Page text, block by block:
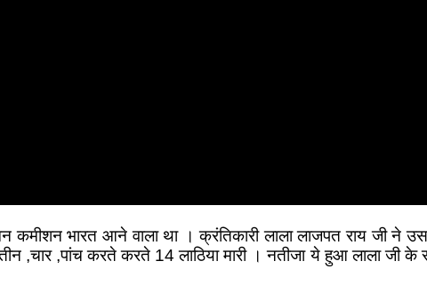
भारत आने वाला था । क्रंतिकारी लाला लाजपत राय जी ने
,तीन ,चार ,पांच करते करते 14 लाठिया मारी । नतीजा ये हुआ लाला